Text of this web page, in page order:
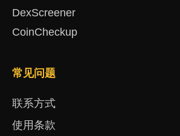
DexScreener
CoinCheckup
常见问题
联系方式
使用条款